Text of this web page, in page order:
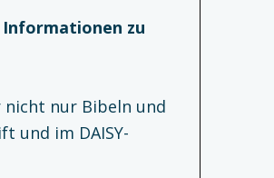
Informationen zu
nur Bibeln und
und im DAISY-